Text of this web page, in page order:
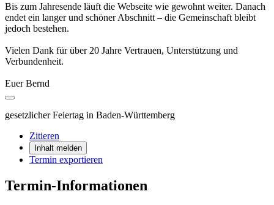
Bis zum Jahresende läuft die Webseite wie gewohnt weiter. Danach
endet ein langer und schöner Abschnitt – die Gemeinschaft bleibt
jedoch bestehen.
Vielen Dank für über 20 Jahre Vertrauen, Unterstützung und
Verbundenheit.
Euer Bernd
gesetzlicher Feiertag in Baden-Württemberg
Zitieren
Inhalt melden
Termin exportieren
Termin-Informationen